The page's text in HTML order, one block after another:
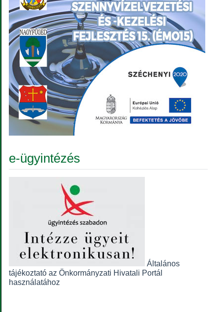
e-ügyintézés
Általános
tájékoztató az Önkormányzati Hivatali Portál
használatához